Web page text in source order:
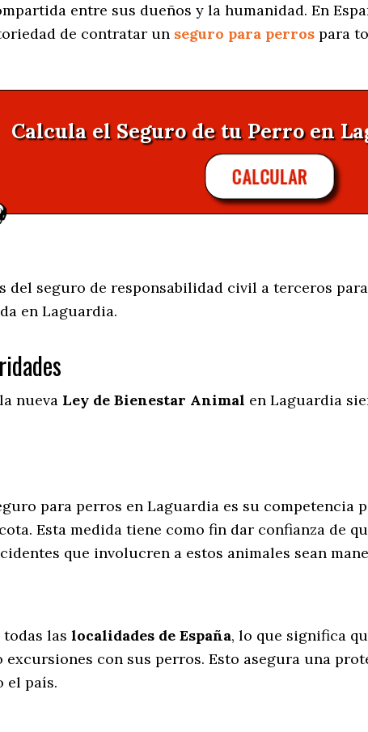
entre sus dueños y la humanidad. En
de contratar un seguro para perros para
Calcula el Seguro de tu Perro en
CALCULAR
seguro de responsabilidad civil a terceros
en Laguardia.
nueva Ley de Bienestar Animal en Laguardia
para perros en Laguardia es su competencia
Esta medida tiene como fin dar confianza de
que involucren a estos animales sean
las localidades de España, lo que significa
excursiones con sus perros. Esto asegura una
el país.